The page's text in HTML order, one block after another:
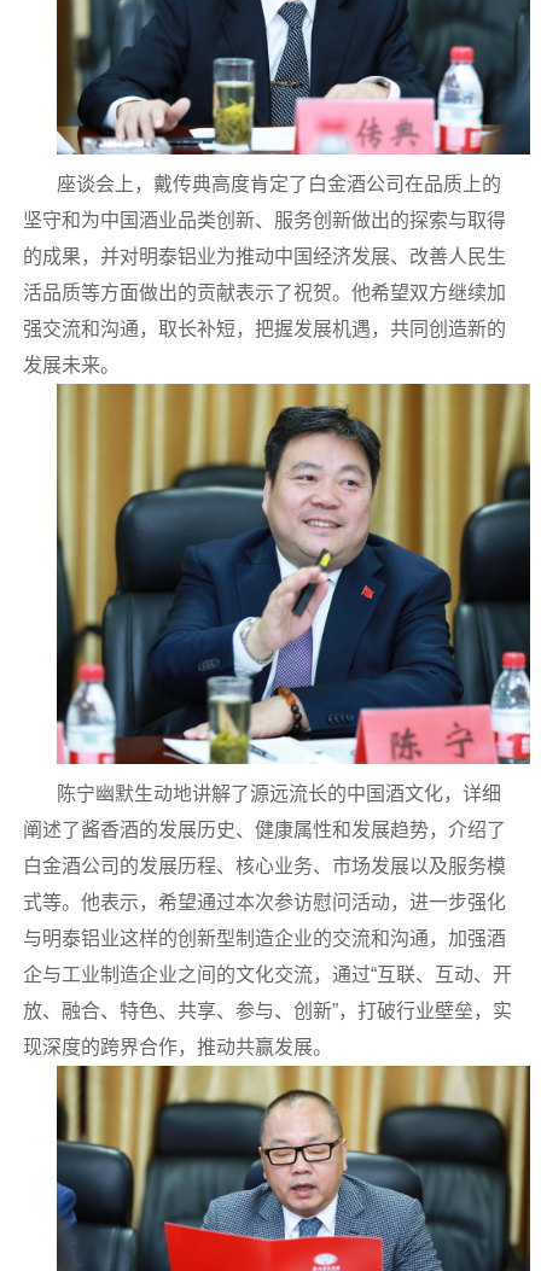
座谈会上，戴传典高度肯定了白金酒公司在品质上的
坚守和为中国酒业品类创新、服务创新做出的探索与取得
的成果，并对明泰铝业为推动中国经济发展、改善人民生
活品质等方面做出的贡献表示了祝贺。他希望双方继续加
强交流和沟通，取长补短，把握发展机遇，共同创造新的
发展未来。
陈宁幽默生动地讲解了源远流长的中国酒文化，详细
阐述了酱香酒的发展历史、健康属性和发展趋势，介绍了
白金酒公司的发展历程、核心业务、市场发展以及服务模
式等。他表示，希望通过本次参访慰问活动，进一步强化
与明泰铝业这样的创新型制造企业的交流和沟通，加强酒
企与工业制造企业之间的文化交流，通过“互联、互动、开
放、融合、特色、共享、参与、创新”，打破行业壁垒，实
现深度的跨界合作，推动共赢发展。